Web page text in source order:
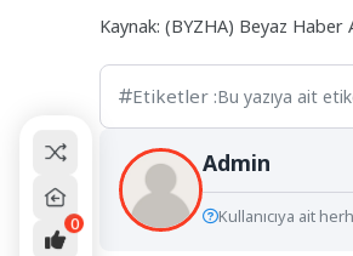
Kaynak: (BYZHA) Beyaz Haber
Etiketler :Bu yazıya ait
Admin
Kullanıcıya ait
0